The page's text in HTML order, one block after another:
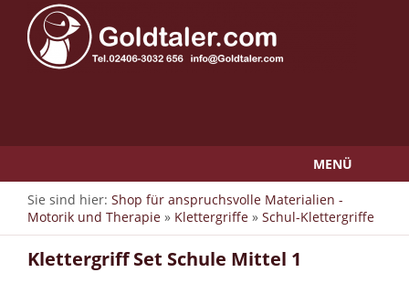
MENÜ
Sie sind hier: Shop für anspruchsvolle Materialien -
Motorik und Therapie » Klettergriffe » Schul-Klettergriffe
Klettergriff Set Schule Mittel 1